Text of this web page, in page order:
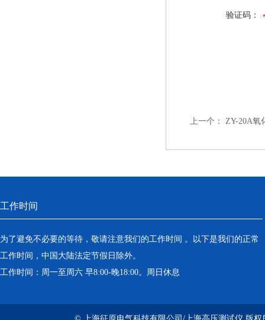
验证码：
上一个： ZY-20A氧
工作时间
为了避免不必要的等待，敬请注意我们的工作时间 。以下是我们的正常
工作时间，中国大陆法定节假日除外。
工作时间：周一至周六 早8:00-晚18:00。周日休息